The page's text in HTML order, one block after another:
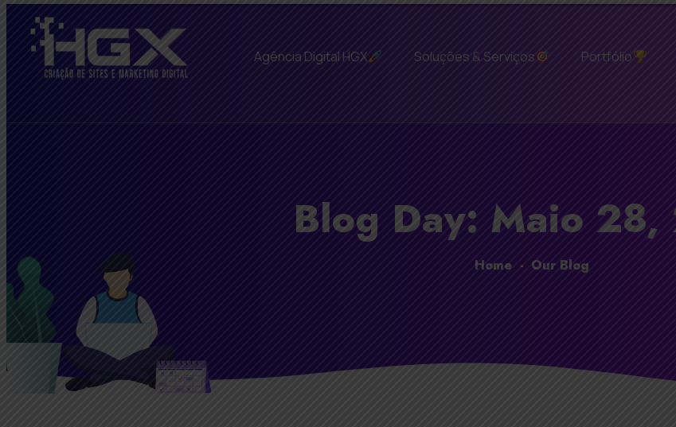
Agência Digital HGX Soluções & Serviços Portfólio
Blog Day: Maio 28,
Home - Our Blog